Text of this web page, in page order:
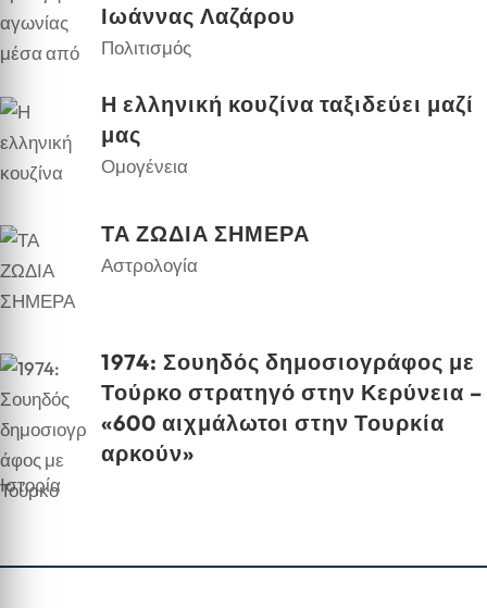
Ιωάννας Λαζάρου
Πολιτισμός
Η ελληνική κουζίνα ταξιδεύει μαζί
μας
Ομογένεια
ΤΑ ΖΩΔΙΑ ΣΗΜΕΡΑ
Αστρολογία
1974: Σουηδός δημοσιογράφος με
Τούρκο στρατηγό στην Κερύνεια –
«600 αιχμάλωτοι στην Τουρκία
αρκούν»
Ιστορία